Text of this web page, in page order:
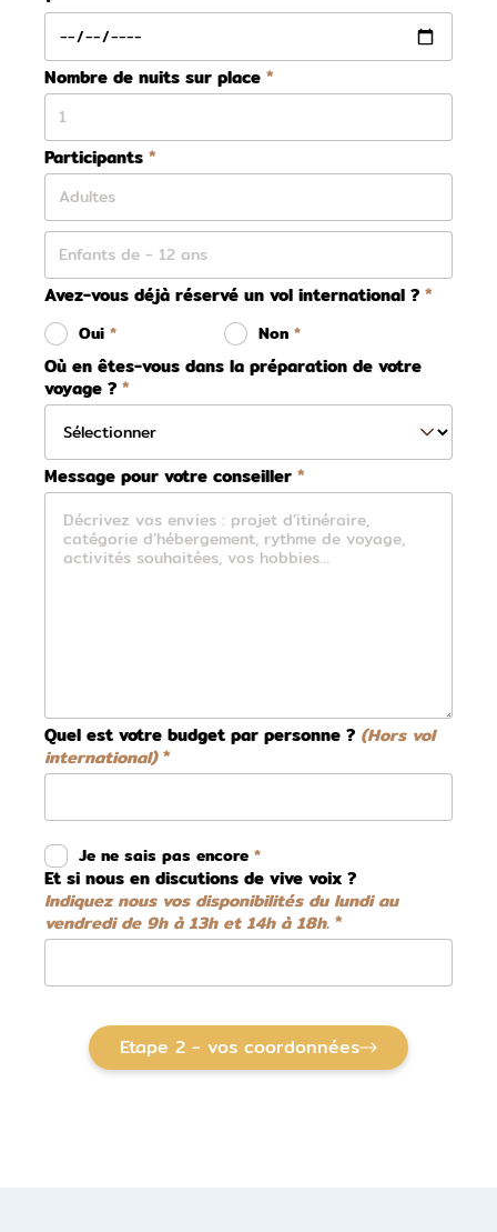
Nombre de nuits sur place
Participants
Avez-vous déjà réservé un vol international ?
Oui Non
Où en êtes-vous dans la préparation de votre
voyage ?
Message pour votre conseiller
Quel est votre budget par personne ? (Hors vol
international)
Je ne sais pas encore
Et si nous en discutions de vive voix ?
Indiquez nous vos disponibilités du lundi au
vendredi de 9h à 13h et 14h à 18h.
Etape 2 - vos coordonnées